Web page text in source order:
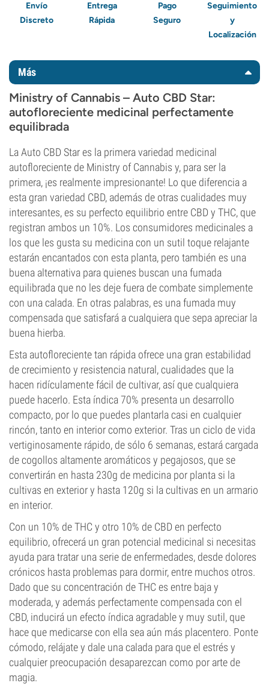
Envío
Discreto
Entrega
Rápida
Pago
Seguro
Seguimiento
y
Localización
Más
Ministry of Cannabis – Auto CBD Star:
autofloreciente medicinal perfectamente
equilibrada
La Auto CBD Star es la primera variedad medicinal
autofloreciente de Ministry of Cannabis y, para ser la
primera, ¡es realmente impresionante! Lo que diferencia a
esta gran variedad CBD, además de otras cualidades muy
interesantes, es su perfecto equilibrio entre CBD y THC, que
registran ambos un 10%. Los consumidores medicinales a
los que les gusta su medicina con un sutil toque relajante
estarán encantados con esta planta, pero también es una
buena alternativa para quienes buscan una fumada
equilibrada que no les deje fuera de combate simplemente
con una calada. En otras palabras, es una fumada muy
compensada que satisfará a cualquiera que sepa apreciar la
buena hierba.
Esta autofloreciente tan rápida ofrece una gran estabilidad
de crecimiento y resistencia natural, cualidades que la
hacen ridículamente fácil de cultivar, así que cualquiera
puede hacerlo. Esta índica 70% presenta un desarrollo
compacto, por lo que puedes plantarla casi en cualquier
rincón, tanto en interior como exterior. Tras un ciclo de vida
vertiginosamente rápido, de sólo 6 semanas, estará cargada
de cogollos altamente aromáticos y pegajosos, que se
convertirán en hasta 230g de medicina por planta si la
cultivas en exterior y hasta 120g si la cultivas en un armario
en interior.
Con un 10% de THC y otro 10% de CBD en perfecto
equilibrio, ofrecerá un gran potencial medicinal si necesitas
ayuda para tratar una serie de enfermedades, desde dolores
crónicos hasta problemas para dormir, entre muchos otros.
Dado que su concentración de THC es entre baja y
moderada, y además perfectamente compensada con el
CBD, inducirá un efecto índica agradable y muy sutil, que
hace que medicarse con ella sea aún más placentero. Ponte
cómodo, relájate y dale una calada para que el estrés y
cualquier preocupación desaparezcan como por arte de
magia.